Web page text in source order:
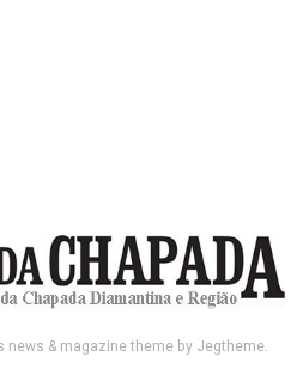
news & magazine theme by Jegtheme.